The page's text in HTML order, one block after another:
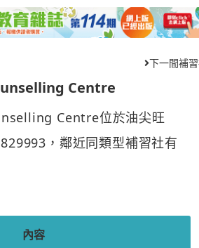
下一間補
Centre
Centre位於油尖旺
，鄰近同類型補習社有
內容